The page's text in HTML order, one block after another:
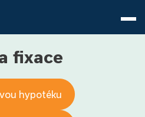
fixace
hypotéku